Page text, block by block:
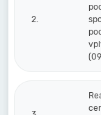
2.